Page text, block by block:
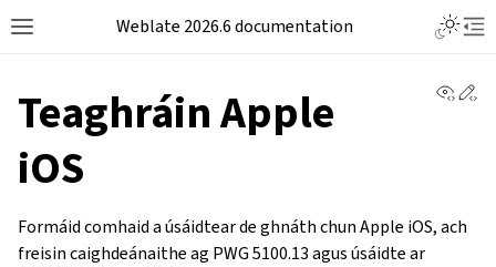
Weblate 2026.6 documentation
Teaghráin Apple
iOS
Formáid comhaid a úsáidtear de ghnáth chun Apple iOS, ach
freisin caighdeánaithe ag PWG 5100.13 agus úsáidte ar